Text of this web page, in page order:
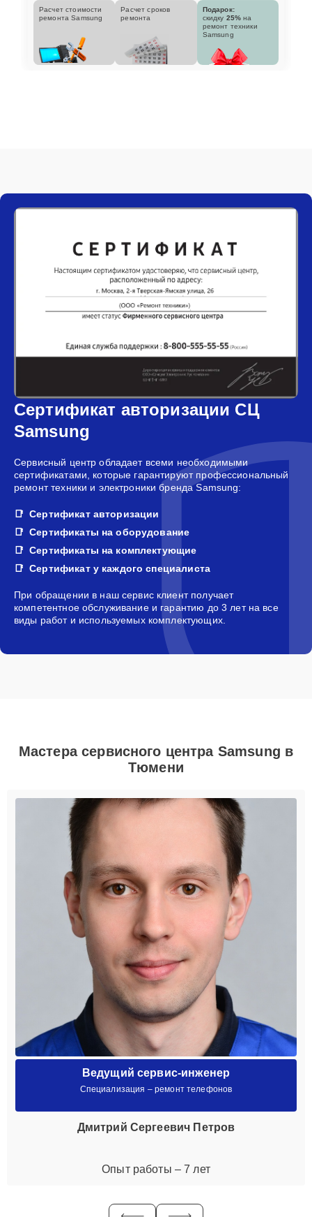
Расчет стоимости
ремонта Samsung
Расчет сроков
ремонта
Подарок:
скидку 25% на
ремонт техники
Samsung
Сертификат авторизации СЦ
Samsung
Сервисный центр обладает всеми необходимыми
сертификатами, которые гарантируют профессиональный
ремонт техники и электроники бренда Samsung:
Сертификат авторизации
Сертификаты на оборудование
Сертификаты на комплектующие
Сертификат у каждого специалиста
При обращении в наш сервис клиент получает
компетентное обслуживание и гарантию до 3 лет на все
виды работ и используемых комплектующих.
Мастера сервисного центра Samsung в
Тюмени
Ведущий сервис-инженер
Специализация – ремонт телефонов
Дмитрий Сергеевич Петров
Опыт работы – 7 лет